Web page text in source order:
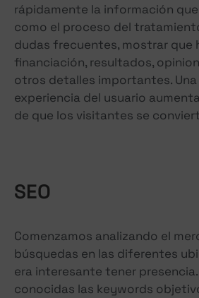
rápidamente la información
como el proceso del
dudas frecuentes, mostrar que
financiación, resultados,
otros detalles importantes. Una
experiencia del usuario
de que los visitantes se
SEO
Comenzamos analizando el
búsquedas en las diferentes
era interesante tener presencia.
conocidas las keywords